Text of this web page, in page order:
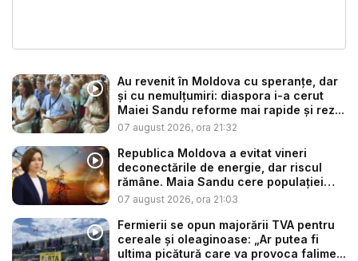
Au revenit în Moldova cu speranțe, dar
și cu nemulțumiri: diaspora i-a cerut
Maiei Sandu reforme mai rapide și rez...
07 august 2026, ora 21:32
Republica Moldova a evitat vineri
deconectările de energie, dar riscul
rămâne. Maia Sandu cere populației
să...
07 august 2026, ora 21:03
Fermierii se opun majorării TVA pentru
cereale și oleaginoase: „Ar putea fi
ultima picătură care va provoca falime...